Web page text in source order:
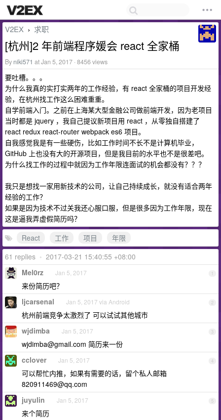
V2EX › 求职
[杭州]2 年前端程序媛会 react 全家桶
By niki571 at Jan 5, 2017 · 8456 views
要吐槽。。。
为什么我真的实打实两年的工作经验，有 react 全家桶的项目开发经
验，在杭州找工作这么困难重重。
自学前端入门。之前在上海某大型金融公司做前端开发，因为老项目
当时都是 jquery ，我自己提议新项目用 react ，从零独自搭建了
react redux react-router webpack es6 项目。
自我感觉我是有一些硬伤，比如工作时间不长不是计算机毕业，
GitHub 上也没有大的开源项目，但是我目前的水平也不是很差吧。
为什么找工作的过程中就因为工作年限连面试的机会都没有？？？
我只是想找一家用新技术的公司，让自己持续成长，就没有适合两年
经验的工作？
如果是因为技术不过关我还心服口服，但是很多因为工作年限，现在
这是逼我弄虚假简历吗？
React
工作 项目
年限
61 replies • 2017-03-21 15:40:55 +08:00
1
Mel0rz Jan 5, 2017
来份简历吧？
2
ljcarsenal Jan 5, 2017 via Android
杭州前端竞争太激烈了 可以试试其他城市
3
wjdimba Jan 5, 2017
wjdimba@gmail.com 简历来一份
4
cclover Jan 5, 2017
可以帮忙内推，如果有需要的话，留个私人邮箱
820911469@qq.com
5
juyulin Jan 5, 2017
来个简历